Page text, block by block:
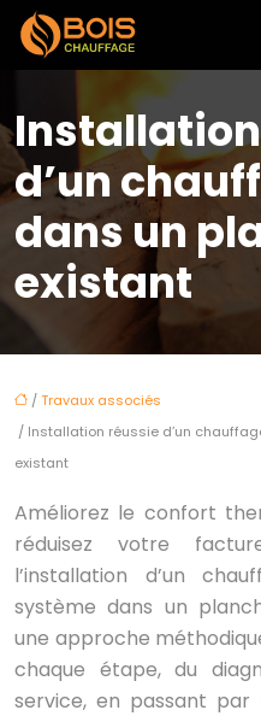
d’un
dans un
existant
/Travaux associés
/ Installation réussie d’un
existant
Améliorez le confort
réduisez votre
l’installation d’un
système dans un
une approche
chaque étape, du
service, en passant